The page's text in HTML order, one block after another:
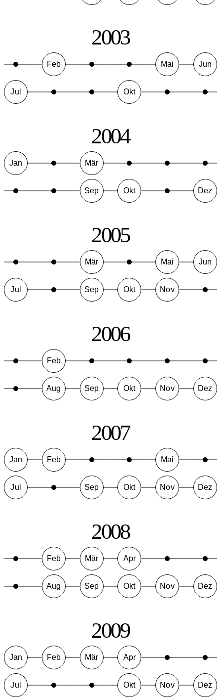
2003
Feb Mai Jun
Jul Okt
2004
Jan Mär
Sep Okt Dez
2005
Mär Mai Jun
Jul Sep Okt Nov
2006
Feb
Aug Sep Okt Nov Dez
2007
Jan Feb Mai
Jul Sep Okt Nov Dez
2008
Feb Mär Apr
Aug Sep Okt Nov Dez
2009
Jan Feb Mär Apr
Jul Okt Nov Dez